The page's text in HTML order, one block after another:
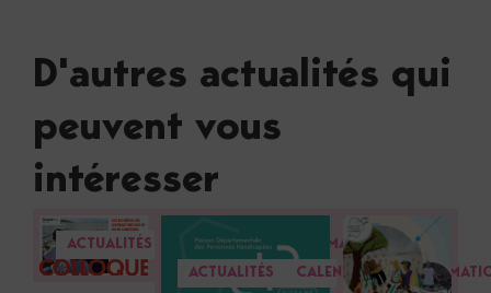
D'autres actualités qui
peuvent vous
intéresser
ACTUALITÉS CALENDRIER
INFORMATION
ACTUALITÉS
CALENDRIER